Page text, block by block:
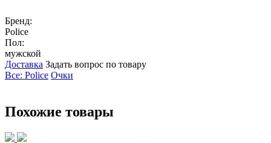
Бренд:
Police
Пол:
мужской
Доставка Задать вопрос по товару
Все: Police Очки
Похожие товары